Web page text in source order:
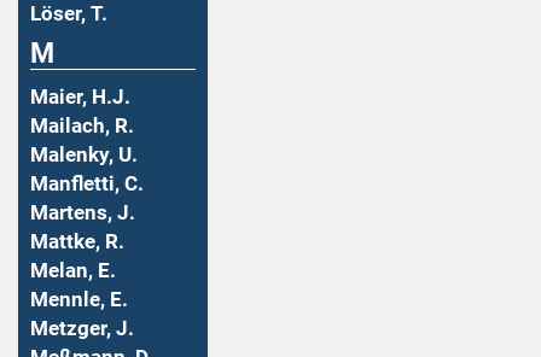
Löser, T.
M
Maier, H.J.
Mailach, R.
Malenky, U.
Manfletti, C.
Martens, J.
Mattke, R.
Melan, E.
Mennle, E.
Metzger, J.